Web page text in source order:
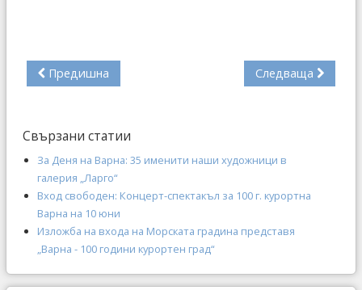
Предишна Следваща
Свързани статии
За Деня на Варна: 35 именити наши художници в
галерия „Ларго“
Вход свободен: Концерт-спектакъл за 100 г. курортна
Варна на 10 юни
Изложба на входа на Морската градина представя
„Варна - 100 години курортен град“